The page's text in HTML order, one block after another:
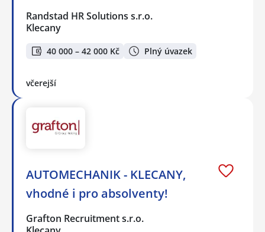
Randstad HR Solutions s.r.o.
Klecany
40 000 – 42 000 Kč Plný úvazek
včerejší
AUTOMECHANIK - KLECANY,
vhodné i pro absolventy!
Grafton Recruitment s.r.o.